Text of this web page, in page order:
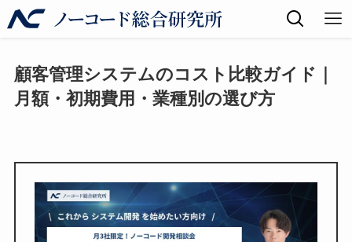
顧客管理システムのコスト比較ガイド｜
月額・初期費用・業種別の選び方